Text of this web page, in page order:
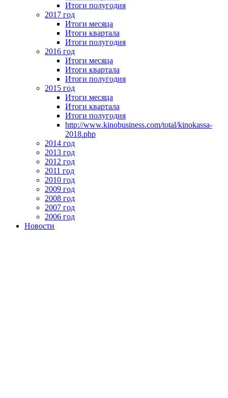
Итоги полугодия
2017 год
Итоги месяца
Итоги квартала
Итоги полугодия
2016 год
Итоги месяца
Итоги квартала
Итоги полугодия
2015 год
Итоги месяца
Итоги квартала
Итоги полугодия
http://www.kinobusiness.com/total/kinokassa-
2018.php
2014 год
2013 год
2012 год
2011 год
2010 год
2009 год
2008 год
2007 год
2006 год
Новости